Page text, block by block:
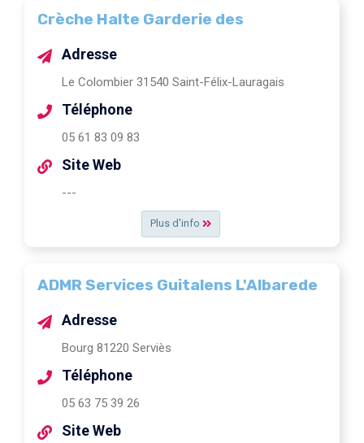
Crèche Halte Garderie des
Plus d'info
Adresse
Le Colombier 31540 Saint-Félix-Lauragais
Téléphone
05 61 83 09 83
Site Web
---
ADMR Services Guitalens L'Albarede
Adresse
Bourg 81220 Serviès
Téléphone
05 63 75 39 26
Site Web